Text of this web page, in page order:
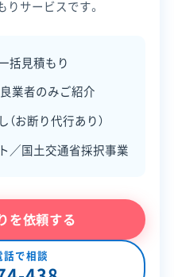
を見る
ル
賀県、京都府、大阪府、
鉄骨造 RC造
SRC造
を見る
りサービスです。
括見積もり
業者のみご紹介
お断り代行あり）
／国土交通省採択事業
を依頼する
話で相談